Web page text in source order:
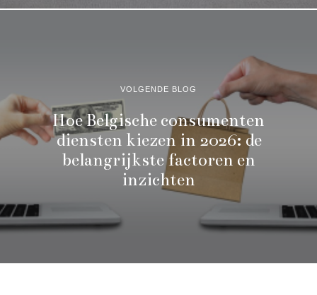
VOLGENDE BLOG
Hoe Belgische consumenten
diensten kiezen in 2026: de
belangrijkste factoren en
inzichten